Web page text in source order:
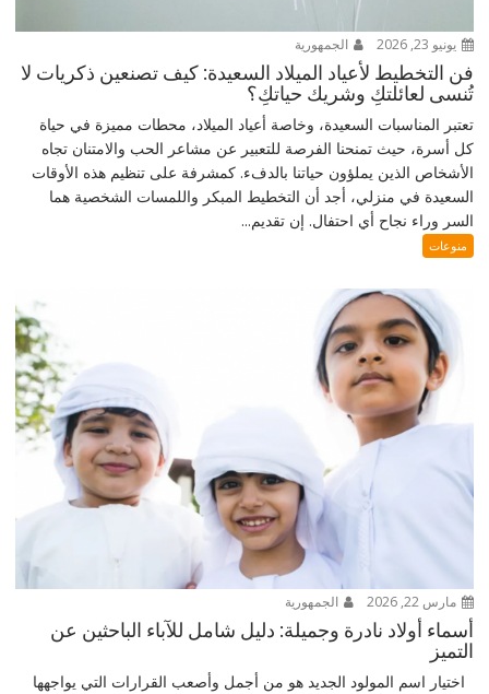
يونيو 23, 2026 الجمهورية
فن التخطيط لأعياد الميلاد السعيدة: كيف تصنعين ذكريات لا
تُنسى لعائلتكِ وشريك حياتكِ؟
تعتبر المناسبات السعيدة، وخاصة أعياد الميلاد، محطات مميزة في حياة
كل أسرة، حيث تمنحنا الفرصة للتعبير عن مشاعر الحب والامتنان تجاه
الأشخاص الذين يملؤون حياتنا بالدفء. كمشرفة على تنظيم هذه الأوقات
السعيدة في منزلي، أجد أن التخطيط المبكر واللمسات الشخصية هما
السر وراء نجاح أي احتفال. إن تقديم...
منوعات
مارس 22, 2026 الجمهورية
أسماء أولاد نادرة وجميلة: دليل شامل للآباء الباحثين عن
التميز
اختيار اسم المولود الجديد هو من أجمل وأصعب القرارات التي يواجهها